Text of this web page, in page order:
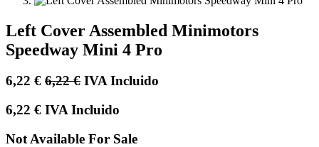
Left Cover Assembled Minimotors
Speedway Mini 4 Pro
6,22 € 6,22€ IVA Incluido
6,22 € IVA Incluido
Not Available For Sale